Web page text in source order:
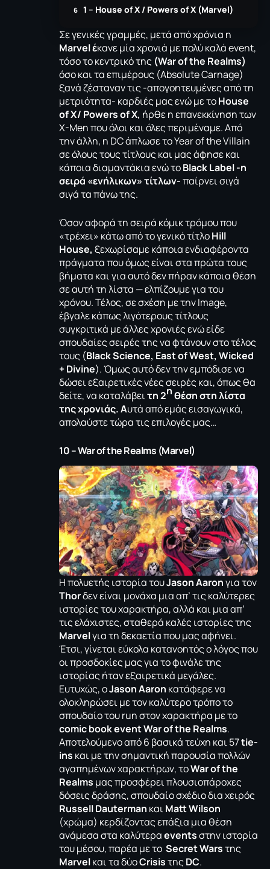
1 – House of X / Powers of X (Marvel)
Σε γενικές γραμμές, μετά από χρόνια η
Marvel έκανε μία χρονιά με πολύ καλά event,
τόσο το κεντρικό της (War of the Realms)
όσο και τα επιμέρους (Absolute Carnage)
ξανά ζέσταναν τις -απογοητευμένες από τη
μετριότητα- καρδιές μας ενώ με τοHouse
of X/ Powers of X, ήρθε η επανεκκίνηση των
X-Men που όλοι και όλες περιμέναμε. Από
την άλλη, η DC άπλωσε το Year of the Villain
σε όλους τους τίτλους και μας άφησε και
κάποια διαμαντάκια ενώ τοBlack Label -η
σειρά «ενήλικων» τίτλων-παίρνει σιγά
σιγά τα πάνω της.
Όσον αφορά τη σειρά κόμικ τρόμου που
«τρέχει» κάτω από το γενικό τίτλοHill
House, ξεχωρίσαμε κάποια ενδιαφέροντα
πράγματα που όμως είναι στα πρώτα τους
βήματα και για αυτό δεν πήραν κάποια θέση
σε αυτή τη λίστα — ελπίζουμε για του
χρόνου. Τέλος, σε σχέση με την Image,
έβγαλε κάπως λιγότερους τίτλους
συγκριτικά με άλλες χρονιές ενώ είδε
σπουδαίες σειρές της να φτάνουν στο τέλος
τους (Black Science, East of West, Wicked
+ Divine). Όμως αυτό δεν την εμπόδισε να
δώσει εξαιρετικές νέες σειρές και, όπως θα
δείτε, να καταλάβειτη 2ηθέση στη λίστα
της χρονιάς. Αυτά από εμάς εισαγωγικά,
απολαύστε τώρα τις επιλογές μας…
10 – War of the Realms (Marvel)
Η πολυετής ιστορία τουJason Aaronγια τον
Thorδεν είναι μονάχα μια απ’ τις καλύτερες
ιστορίες του χαρακτήρα, αλλά και μια απ’
τις ελάχιστες, σταθερά καλές ιστορίες της
Marvelγια τη δεκαετία που μας αφήνει.
Έτσι, γίνεται εύκολα κατανοητός ο λόγος που
οι προσδοκίες μας για το φινάλε της
ιστορίας ήταν εξαιρετικά μεγάλες.
Ευτυχώς, οJason Aaron κατάφερε να
ολοκληρώσει με τον καλύτερο τρόπο το
σπουδαίο του run στον χαρακτήρα με το
comic book event War of the Realms.
Αποτελούμενο από 6 βασικά τεύχη και 57tie-
ins και με την σημαντική παρουσία πολλών
αγαπημένων χαρακτήρων, τοWar of the
Realms μας προσφέρει πλουσιοπάροχες
δόσεις δράσης, σπουδαίο σχέδιο δια χειρός
Russell Dauterman και Matt Wilson
(χρώμα) κερδίζοντας επάξια μια θέση
ανάμεσα στα καλύτεραeventsστην ιστορία
του μέσου, παρέα με το Secret Warsτης
Marvelκαι τα δύοCrisisτηςDC.